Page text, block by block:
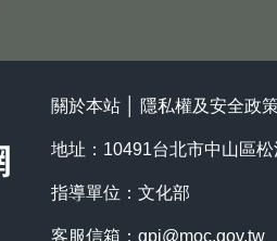
關於本站 隱私權及安全政
地址：10491台北市中山區
指導單位：文化部
客服信箱： gpi@moc.gov.tw